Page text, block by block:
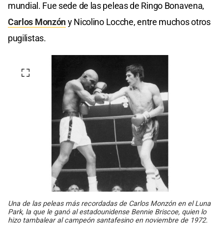
mundial. Fue sede de las peleas de Ringo Bonavena,
Carlos Monzóny Nicolino Locche, entre muchos otros
pugilistas.
Una de las peleas más recordadas de Carlos Monzón en el Luna
Park, la que le ganó al estadounidense Bennie Briscoe, quien lo
hizo tambalear al campeón santafesino en noviembre de 1972.